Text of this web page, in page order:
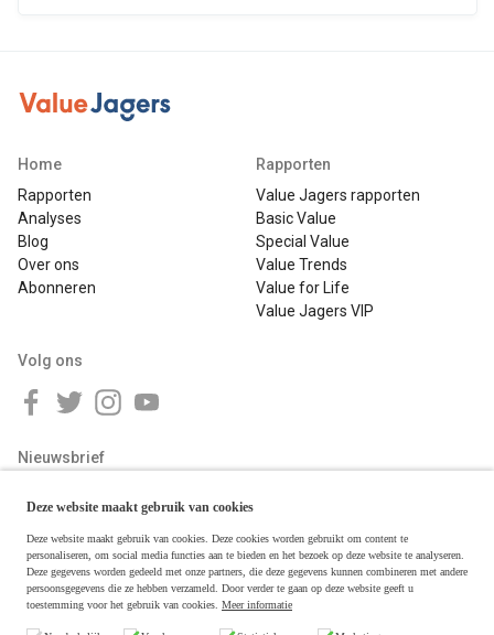
Home
Rapporten
Analyses
Blog
Over ons
Abonneren
Rapporten
Value Jagers rapporten
Basic Value
Special Value
Value Trends
Value for Life
Value Jagers VIP
Volg ons
Nieuwsbrief
Deze website maakt gebruik van cookies
Deze website maakt gebruik van cookies. Deze cookies worden gebruikt om content te
personaliseren, om social media functies aan te bieden en het bezoek op deze website te analyseren.
Deze gegevens worden gedeeld met onze partners, die deze gegevens kunnen combineren met andere
persoonsgegevens die ze hebben verzameld. Door verder te gaan op deze website geeft u
toestemming voor het gebruik van cookies. Meer informatie